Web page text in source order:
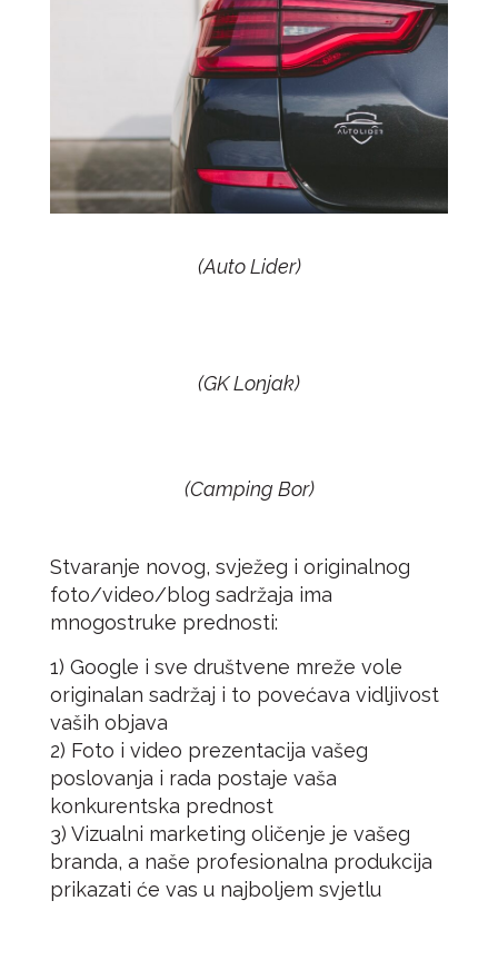
(Auto Lider)
(GK Lonjak)
(Camping Bor)
Stvaranje novog, svježeg i originalnog
foto/video/blog sadržaja ima
mnogostruke prednosti:
1) Google i sve društvene mreže vole
originalan sadržaj i to povećava vidljivost
vaših objava
2) Foto i video prezentacija vašeg
poslovanja i rada postaje vaša
konkurentska prednost
3) Vizualni marketing oličenje je vašeg
branda, a naše profesionalna produkcija
prikazati će vas u najboljem svjetlu